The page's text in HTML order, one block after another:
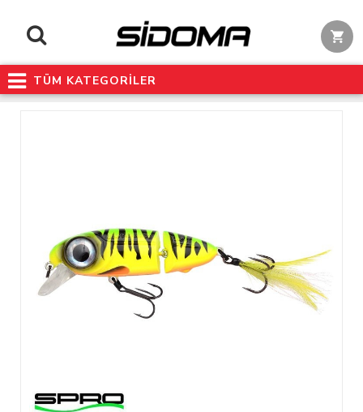
TÜM KATEGORİLER